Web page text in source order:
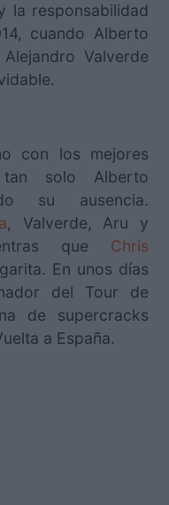
la responsabilidad
cuando Alberto
Valverde
con los mejores
solo Alberto
su ausencia.
, Valverde, Aru y
que Chris
En unos días
del Tour de
de supercracks
a España.